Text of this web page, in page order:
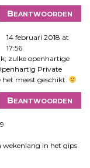
Beantwoorden
14 februari 2018 at
17:56
zulke openhartige
Private
meest geschikt.
Beantwoorden
wekenlang in het gips